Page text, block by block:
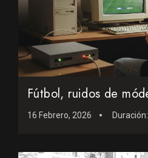
16 Febrero, 2026 Duración: